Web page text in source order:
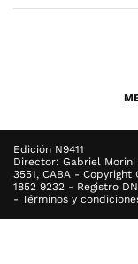
Edición N9411
Director: Gabriel
3551, CABA -
1852 9232 - Registro
- Términos y